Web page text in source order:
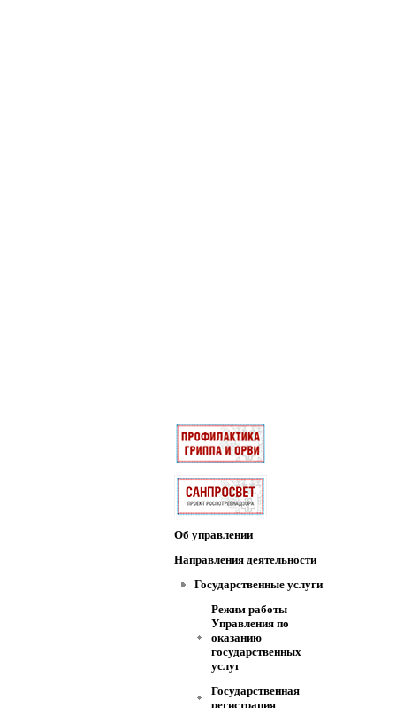
Об управлении
Направления деятельности
Государственные услуги
Режим работы
Управления по
оказанию
государственных
услуг
Государственная
регистрация